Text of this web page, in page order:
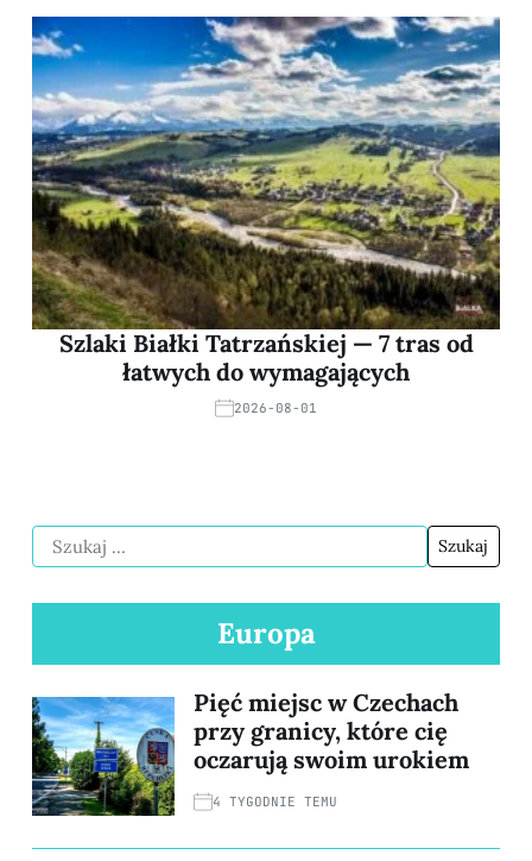
Szlaki Białki Tatrzańskiej — 7 tras od
łatwych do wymagających
2026-08-01
Europa
Pięć miejsc w Czechach
przy granicy, które cię
oczarują swoim urokiem
4 TYGODNIE TEMU